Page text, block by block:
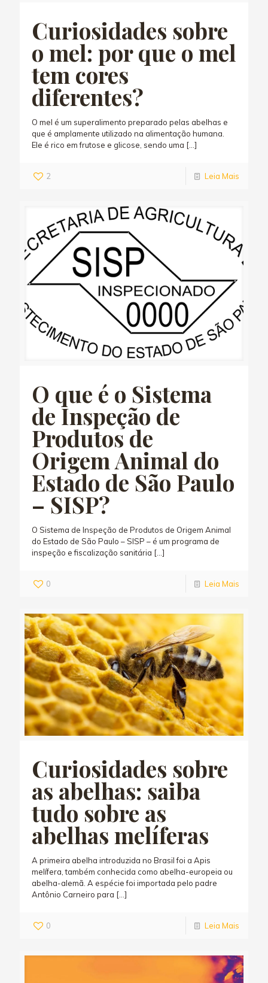
Curiosidades sobre
o mel: por que o mel
tem cores
diferentes?
O mel é um superalimento preparado pelas abelhas e
que é amplamente utilizado na alimentação humana.
Ele é rico em frutose e glicose, sendo uma […]
2 Leia Mais
O que é o Sistema
de Inspeção de
Produtos de
Origem Animal do
Estado de São Paulo
– SISP?
O Sistema de Inspeção de Produtos de Origem Animal
do Estado de São Paulo – SISP – é um programa de
inspeção e fiscalização sanitária […]
0 Leia Mais
Curiosidades sobre
as abelhas: saiba
tudo sobre as
abelhas melíferas
A primeira abelha introduzida no Brasil foi a Apis
melífera, também conhecida como abelha-europeia ou
abelha-alemã. A espécie foi importada pelo padre
Antônio Carneiro para […]
0 Leia Mais